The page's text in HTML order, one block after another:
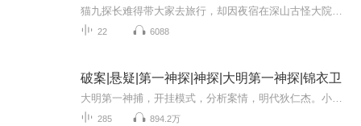
22 6088
破案|悬疑|第一神探|神探|大明第一神探|锦衣卫
285 894.2万